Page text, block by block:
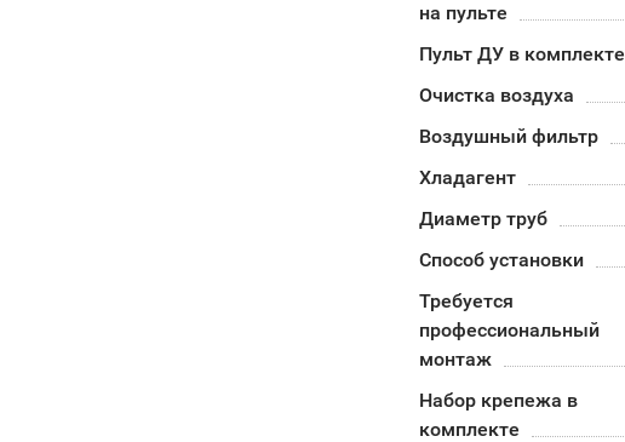
на пульте
Пульт ДУ в комплекте
Очистка воздуха
Воздушный фильтр
Хладагент
Диаметр труб
Способ установки
Требуется
профессиональный
монтаж
Набор крепежа в
комплекте